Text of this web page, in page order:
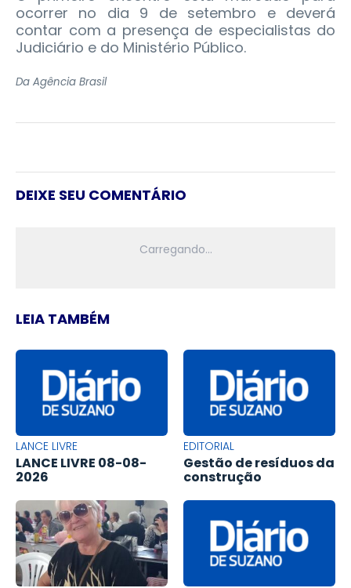
ocorrer no dia 9 de setembro e deverá
contar com a presença de especialistas do
Judiciário e do Ministério Público.
Da Agência Brasil
DEIXE SEU COMENTÁRIO
LEIA TAMBÉM
LANCE LIVRE
LANCE LIVRE 08-08-
2026
EDITORIAL
Gestão de resíduos da
construção